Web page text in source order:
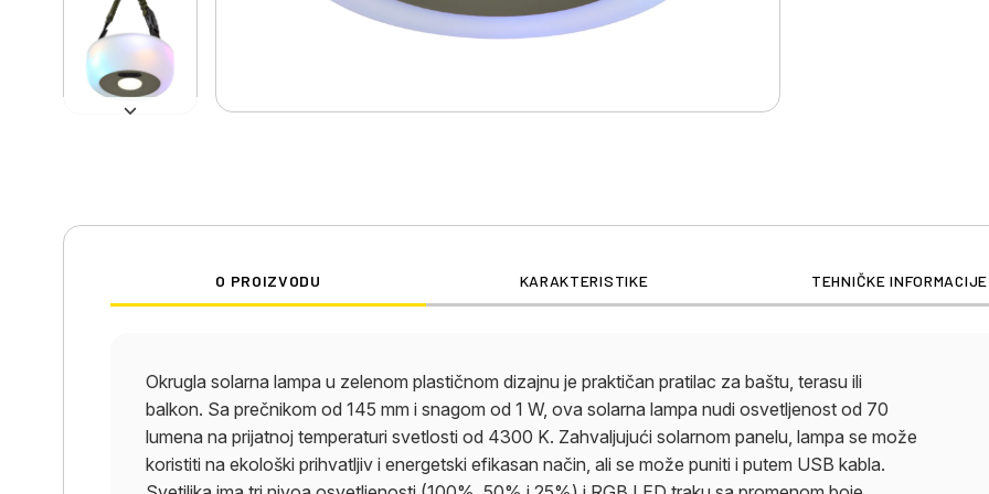
O PROIZVODU KARAKTERISTIKE TEHNIČKE INFORMACIJE
Okrugla solarna lampa u zelenom plastičnom dizajnu je praktičan pratilac za baštu, terasu ili
balkon. Sa prečnikom od 145 mm i snagom od 1 W, ova solarna lampa nudi osvetljenost od 70
lumena na prijatnoj temperaturi svetlosti od 4300 K. Zahvaljujući solarnom panelu, lampa se može
koristiti na ekološki prihvatljiv i energetski efikasan način, ali se može puniti i putem USB kabla.